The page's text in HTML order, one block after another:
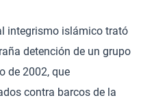
integrismo islámico trató
detención de un grupo
de 2002, que
contra barcos de la